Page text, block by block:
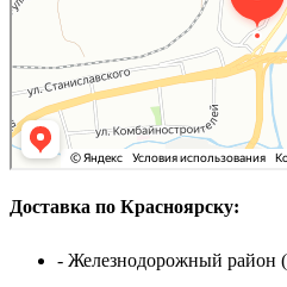
Доставка по Красноярску:
- Железнодорожный район